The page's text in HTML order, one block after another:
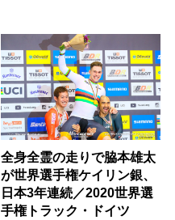
全身全霊の走りで脇本雄太
が世界選手権ケイリン銀、
日本3年連続／2020世界選
手権トラック・ドイツ